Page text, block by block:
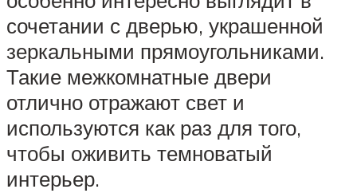
сочетании с дверью, украшенной
зеркальными прямоугольниками.
Такие межкомнатные двери
отлично отражают свет и
используются как раз для того,
чтобы оживить темноватый
интерьер.